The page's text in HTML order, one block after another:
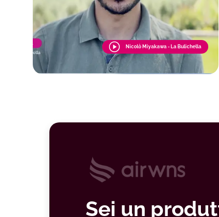
Nicolò Miyakawa - La Bulichella
Sei un